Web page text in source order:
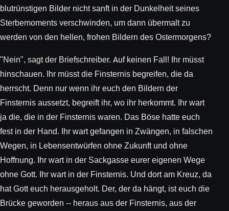
blutrünstigen Bilder nicht sanft in der Dunkelheit seines
Sterbemoments verschwinden, um dann übermalt zu
werden von den hellen, frohen Bildern des Ostermorgens?
"Nein", sagt der Briefschreiber. Auf keinen Fall! Ihr müsst
hinschauen. Ihr müsst die Finsternis begreifen, die da
herrscht. Denn nur wenn ihr euch den Bildern der
Finsternis aussetzt, begreift ihr, wo ihr herkommt. Ihr wart
ja die, die in der Finsternis waren. Das Böse hatte euch
fest in der Hand. Ihr wart gefangen in Zwängen, in falschen
Wegen, in Lebensentwürfen ohne Zukunft und ohne
Hoffnung. Ihr wart in der Sackgasse eurer eigenen Wege
ohne Gott. Ihr wart in der Finsternis. Und dort am Kreuz, da
hat Gott euch herausgeholt. Der, der da hängt, ist euch die
Brücke geworden -- heraus aus der Finsternis, aus der